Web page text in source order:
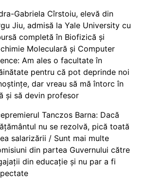
Gabriela Cîrstoiu, elevă din
Jiu, admisă la Yale University cu
completă în Biofizică și
Moleculară și Computer
Am ales o facultate în
pentru că pot deprinde noi
dar vreau să mă întorc în
și să devin profesor
Tanczos Barna: Dacă
nu se rezolvă, pică toată
salarizării / Sunt mai multe
din partea Guvernului către
din educație și nu par a fi